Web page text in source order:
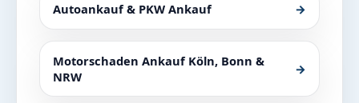
Autoankauf & PKW Ankauf →
Motorschaden Ankauf Köln, Bonn &
NRW
→